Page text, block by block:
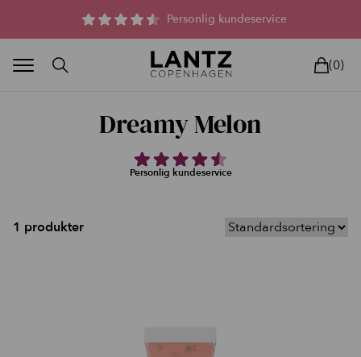
Personlig kundeservice
Parfumefri dansk hudpleje, og lysterapi til huden
(0)
Dreamy Melon
Personlig kundeservice
1 produkter